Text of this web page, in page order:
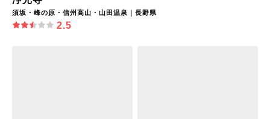
須坂・峰の原・信州高山・山田温泉｜長野県
2.5